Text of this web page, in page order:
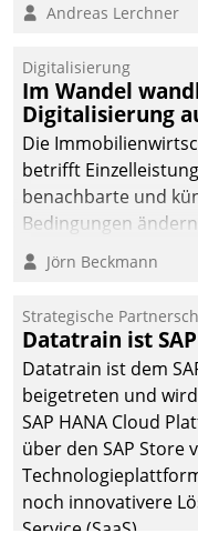
Andreas Lerchner
Digitalisierung
Im Wandel
Digitalisierung
Die
betrifft
benachbarte und
Bedingungen
technisch die
fürs Wachsen öffnen?
Jörn Beckmann
Strategische
Datatrain ist
Datatrain ist dem
beigetreten und
SAP HANA Cloud
über den SAP Store
noch innovativere
Service (SaaS).